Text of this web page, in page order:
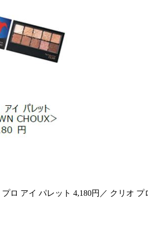
ロ アイ パレット 4,180円／ クリオ